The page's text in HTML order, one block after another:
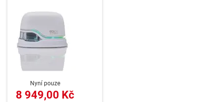
Nyní pouze
8 949,00 Kč